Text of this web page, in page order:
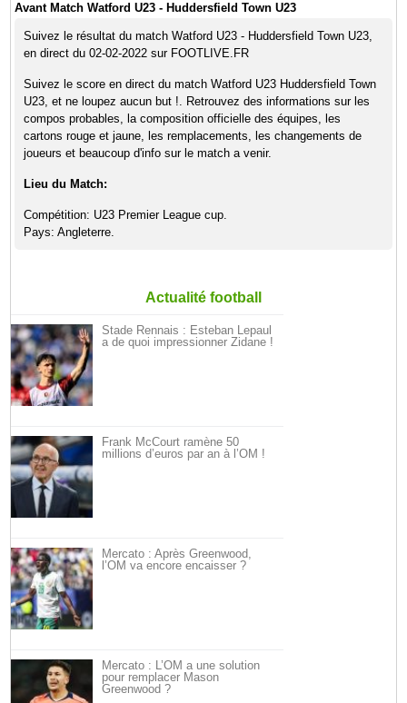
Avant Match Watford U23 - Huddersfield Town U23
Suivez le résultat du match Watford U23 - Huddersfield Town U23,
en direct du 02-02-2022 sur FOOTLIVE.FR
Suivez le score en direct du match Watford U23 Huddersfield Town
U23, et ne loupez aucun but !. Retrouvez des informations sur les
compos probables, la composition officielle des équipes, les
cartons rouge et jaune, les remplacements, les changements de
joueurs et beaucoup d'info sur le match a venir.
Lieu du Match:
Compétition: U23 Premier League cup.
Pays: Angleterre.
Actualité football
Stade Rennais : Esteban Lepaul
a de quoi impressionner Zidane !
Frank McCourt ramène 50
millions d’euros par an à l’OM !
Mercato : Après Greenwood,
l’OM va encore encaisser ?
Mercato : L’OM a une solution
pour remplacer Mason
Greenwood ?